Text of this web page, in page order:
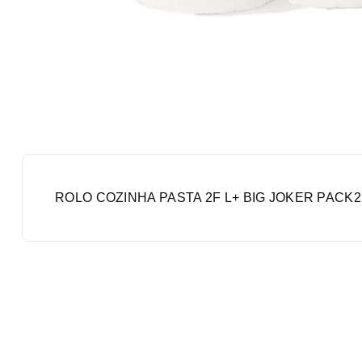
ROLO COZINHA PASTA 2F L+ BIG JOKER PACK2